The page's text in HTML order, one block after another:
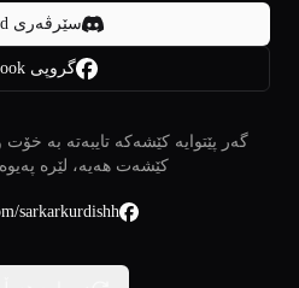
سێرڤەری Discord
گروپی Facebook
گەر پێتوایە کێشەکە تایبەتە بە
کێشەت هەیە، لێرە
sarkarkurdishh